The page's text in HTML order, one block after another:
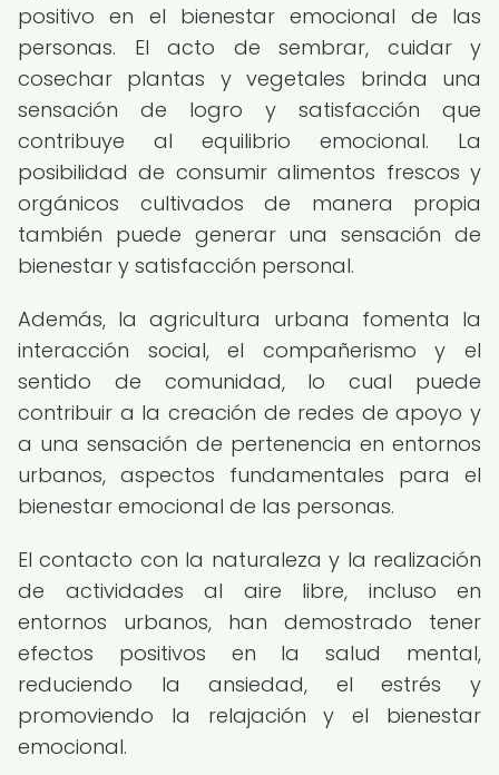
positivo en el bienestar emocional de las
personas. El acto de sembrar, cuidar y
cosechar plantas y vegetales brinda una
sensación de logro y satisfacción que
contribuye al equilibrio emocional. La
posibilidad de consumir alimentos frescos y
orgánicos cultivados de manera propia
también puede generar una sensación de
bienestar y satisfacción personal.
Además, la agricultura urbana fomenta la
interacción social, el compañerismo y el
sentido de comunidad, lo cual puede
contribuir a la creación de redes de apoyo y
a una sensación de pertenencia en entornos
urbanos, aspectos fundamentales para el
bienestar emocional de las personas.
El contacto con la naturaleza y la realización
de actividades al aire libre, incluso en
entornos urbanos, han demostrado tener
efectos positivos en la salud mental,
reduciendo la ansiedad, el estrés y
promoviendo la relajación y el bienestar
emocional.